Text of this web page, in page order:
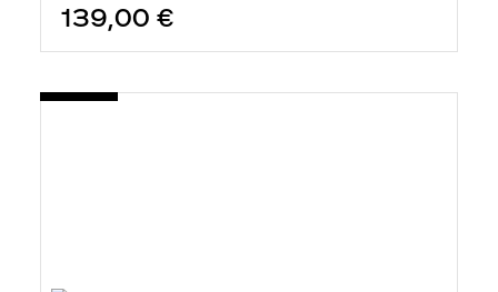
139,00 €